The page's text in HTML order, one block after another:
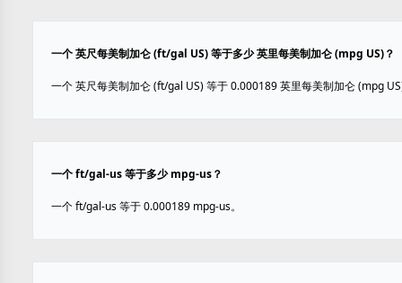
一个 英尺每美制加仑 (ft/gal US) 等于多少 英里每美制加仑 (mpg US)？
一个 英尺每美制加仑 (ft/gal US) 等于 0.000189 英里每美制加仑 (mpg
一个 ft/gal-us 等于多少 mpg-us？
一个 ft/gal-us 等于 0.000189 mpg-us。